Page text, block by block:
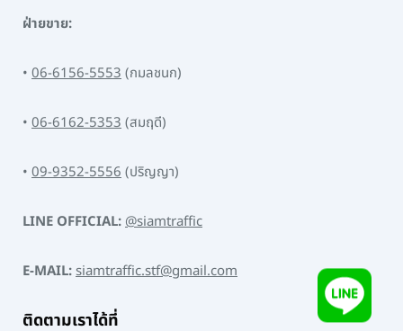
ฝ่ายขาย:
• 06-6156-5553(กมลชนก)
• 06-6162-5353(สมฤดี)
• 09-9352-5556(ปริญญา)
LINE OFFICIAL:@siamtraffic
E-MAIL:siamtraffic.stf@gmail.com
ติดตามเราได้ที่